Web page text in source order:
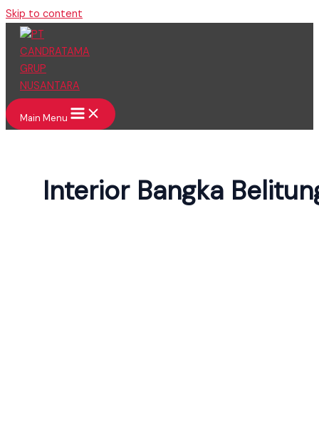
Skip to content
Main Menu
Interior Bangka